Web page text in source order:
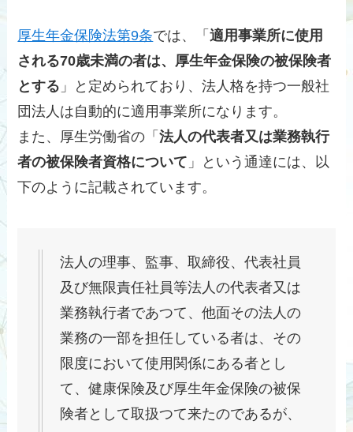
厚生年金保険法第9条では、「適用事業所に使用
される70歳未満の者は、厚生年金保険の被保険者
とする 」と定められており、法人格を持つ一般社
団法人は自動的に適用事業所になります。
また、厚生労働省の「法人の代表者又は業務執行
者の被保険者資格について 」という通達には、以
下のように記載されています。
法人の理事、監事、取締役、代表社員
及び無限責任社員等法人の代表者又は
業務執行者であつて、他面その法人の
業務の一部を担任している者は、その
限度において使用関係にある者とし
て、健康保険及び厚生年金保険の被保
険者として取扱つて来たのであるが、